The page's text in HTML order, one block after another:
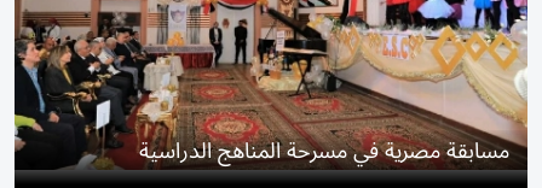
مسابقة مصرية في مسرحة المناهج الدراسية